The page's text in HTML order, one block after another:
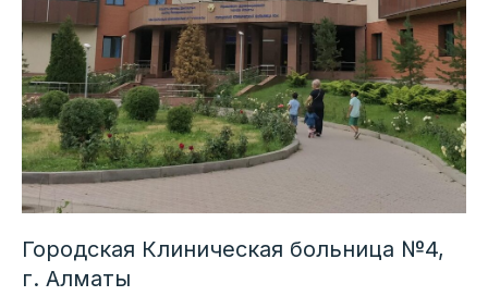
Городская Клиническая больница №4,
г. Алматы